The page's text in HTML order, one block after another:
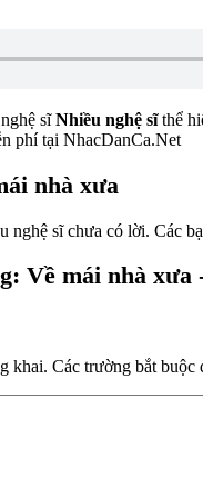
sĩNhiều nghệ sĩthể
phí tại NhacDanCa.Net
nhà xưa
sĩ chưa có lời. Các
Về mái nhà xưa
khai. Các trường bắt buộc